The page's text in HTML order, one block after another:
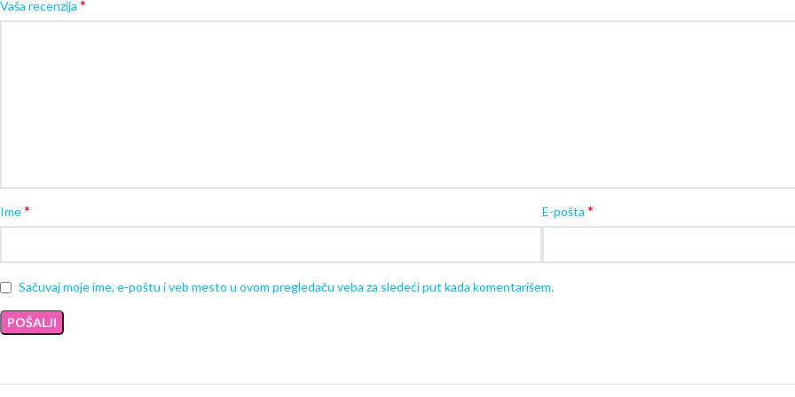
Vaša recenzija *
Ime* E-pošta *
Sačuvaj moje ime, e-poštu i veb mesto u ovom pregledaču veba za sledeći put kada komentarišem.